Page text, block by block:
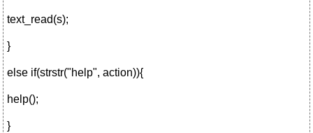
text_read(s);
}
else if(strstr("help", action)){
help();
}